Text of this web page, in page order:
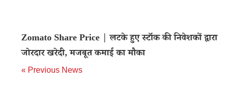
Zomato Share Price | लटके हुए स्टॉक की निवेशकों द्वारा
जोरदार खरेदी, मजबूत कमाई का मौका
« Previous News